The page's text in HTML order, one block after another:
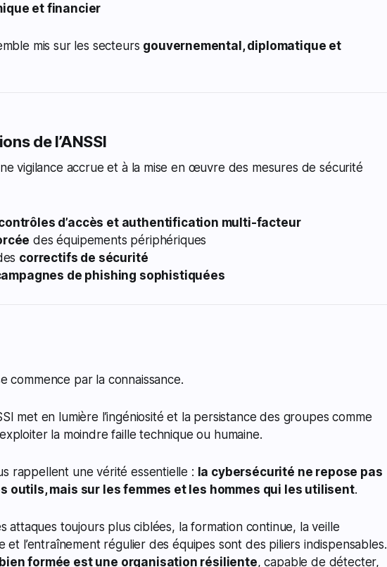
et financier
mis sur les secteurs gouvernemental, diplomatique et
de l’ANSSI
vigilance accrue et à la mise en œuvre des mesures de sécurité
d’accès et authentification multi-facteur
des équipements périphériques
correctifs de sécurité
de phishing sophistiquées
commence par la connaissance.
met en lumière l’ingéniosité et la persistance des groupes comme
la moindre faille technique ou humaine.
rappellent une vérité essentielle : la cybersécurité ne repose pas
outils, mais sur les femmes et les hommes qui les utilisent.
attaques toujours plus ciblées, la formation continue, la veille
et l’entraînement régulier des équipes sont des piliers indispensables.
formée est une organisation résiliente, capable de détecter,